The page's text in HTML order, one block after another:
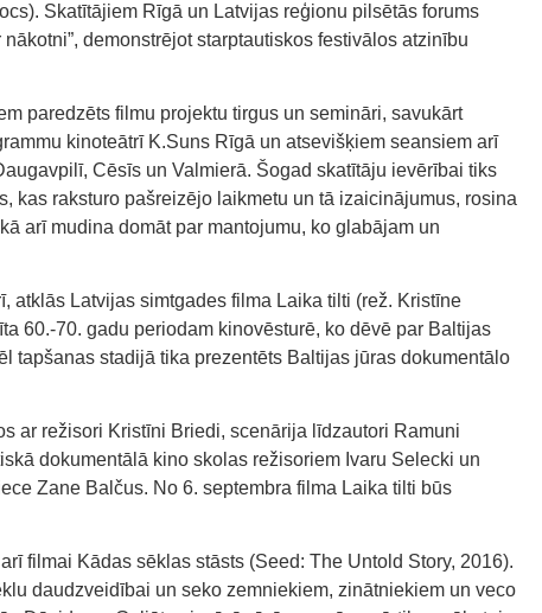
Skatītājiem Rīgā un Latvijas reģionu pilsētās forums
demonstrējot starptautiskos festivālos atzinību
paredzēts filmu projektu tirgus un semināri, savukārt
kinoteātrī K.Suns Rīgā un atsevišķiem seansiem arī
Cēsīs un Valmierā. Šogad skatītāju ievērībai tiks
kas raksturo pašreizējo laikmetu un tā izaicinājumus, rosina
arī mudina domāt par mantojumu, ko glabājam un
atklās Latvijas simtgades filma Laika tilti (rež. Kristīne
60.-70. gadu periodam kinovēsturē, ko dēvē par Baltijas
tapšanas stadijā tika prezentēts Baltijas jūras dokumentālo
ar režisori Kristīni Briedi, scenārija līdzautori Ramuni
dokumentālā kino skolas režisoriem Ivaru Selecki un
Zane Balčus. No 6. septembra filma Laika tilti būs
filmai Kādas sēklas stāsts (Seed: The Untold Story, 2016).
daudzveidībai un seko zemniekiem, zinātniekiem un veco